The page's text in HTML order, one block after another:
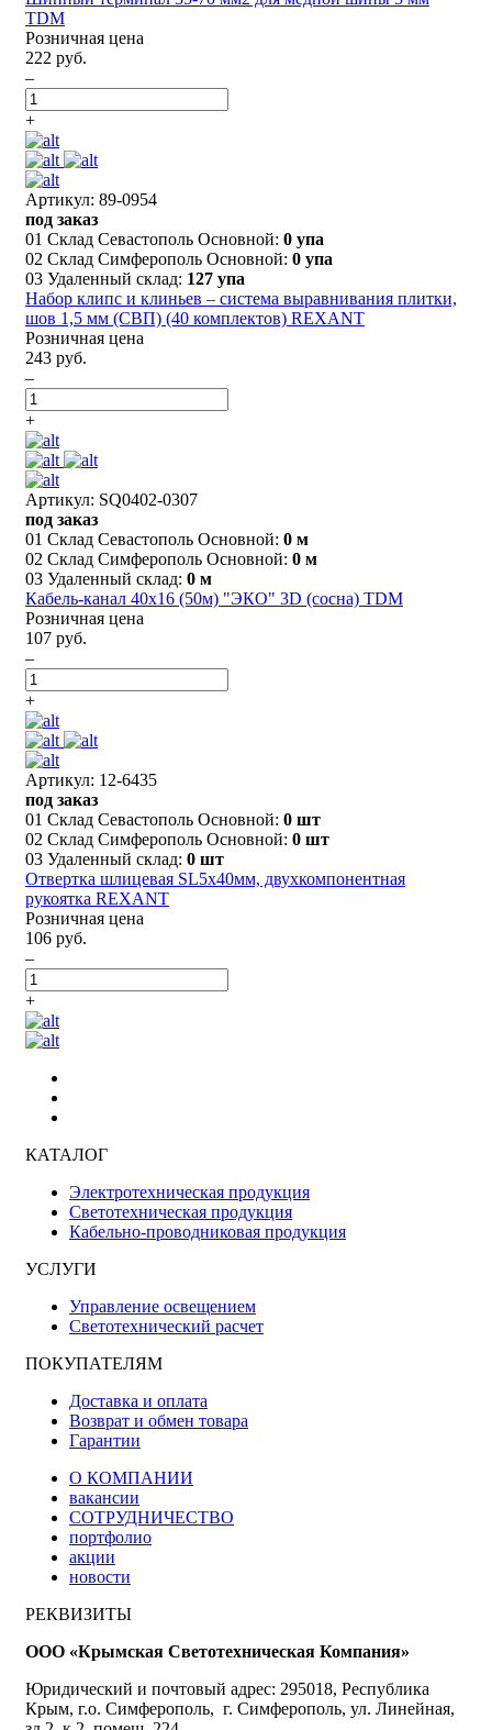
TDM
Розничная цена
222 руб.
–
+
Артикул: 89-0954
под заказ
01 Склад Севастополь Основной: 0 упа
02 Склад Симферополь Основной: 0 упа
03 Удаленный склад: 127 упа
Набор клипс и клиньев – система выравнивания плитки,
шов 1,5 мм (СВП) (40 комплектов) REXANT
Розничная цена
243 руб.
–
+
Артикул: SQ0402-0307
под заказ
01 Склад Севастополь Основной: 0 м
02 Склад Симферополь Основной: 0 м
03 Удаленный склад: 0 м
Кабель-канал 40х16 (50м) "ЭКО" 3D (сосна) TDM
Розничная цена
107 руб.
–
+
Артикул: 12-6435
под заказ
01 Склад Севастополь Основной: 0 шт
02 Склад Симферополь Основной: 0 шт
03 Удаленный склад: 0 шт
Отвертка шлицевая SL5х40мм, двухкомпонентная
рукоятка REXANT
Розничная цена
106 руб.
–
+
КАТАЛОГ
Электротехническая продукция
Светотехническая продукция
Кабельно-проводниковая продукция
УСЛУГИ
Управление освещением
Светотехнический расчет
ПОКУПАТЕЛЯМ
Доставка и оплата
Возврат и обмен товара
Гарантии
О КОМПАНИИ
вакансии
СОТРУДНИЧЕСТВО
портфолио
акции
новости
РЕКВИЗИТЫ
ООО «Крымская Светотехническая Компания»
Юридический и почтовый адрес: 295018, Республика
Крым, г.о. Симферополь, г. Симферополь, ул. Линейная,